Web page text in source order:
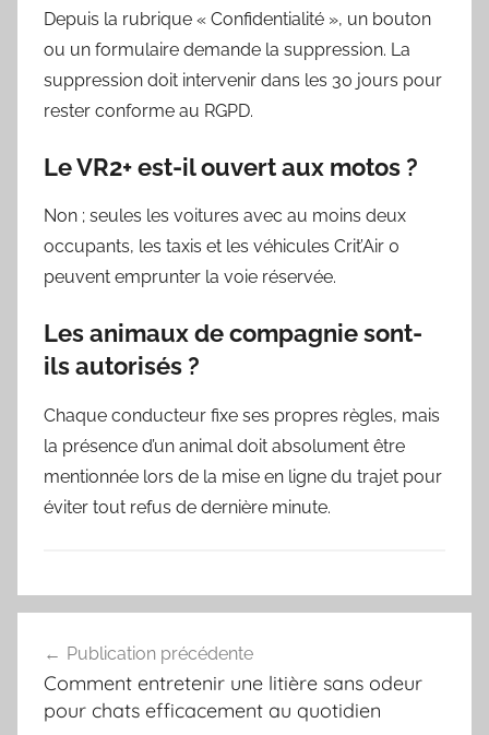
Depuis la rubrique « Confidentialité », un bouton
ou un formulaire demande la suppression. La
suppression doit intervenir dans les 30 jours pour
rester conforme au RGPD.
Le VR2+ est-il ouvert aux motos ?
Non ; seules les voitures avec au moins deux
occupants, les taxis et les véhicules Crit’Air 0
peuvent emprunter la voie réservée.
Les animaux de compagnie sont-
ils autorisés ?
Chaque conducteur fixe ses propres règles, mais
la présence d’un animal doit absolument être
mentionnée lors de la mise en ligne du trajet pour
éviter tout refus de dernière minute.
de
l’article
Publication précédente
Comment entretenir une litière sans odeur
pour chats efficacement au quotidien